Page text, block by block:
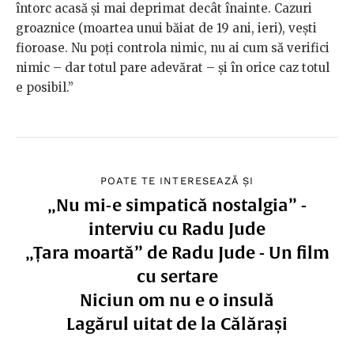
întorc acasă şi mai deprimat decât înainte. Cazuri
groaznice (moartea unui băiat de 19 ani, ieri), veşti
fioroase. Nu poţi controla nimic, nu ai cum să verifici
nimic – dar totul pare adevărat – şi în orice caz totul
e posibil.”
POATE TE INTERESEAZĂ ȘI
„Nu mi-e simpatică nostalgia” -
interviu cu Radu Jude
„Țara moartă” de Radu Jude - Un film
cu sertare
Niciun om nu e o insulă
Lagărul uitat de la Călărași